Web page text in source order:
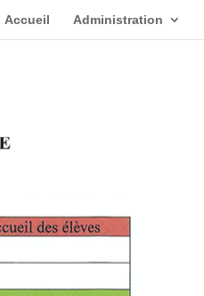
Accueil Administration